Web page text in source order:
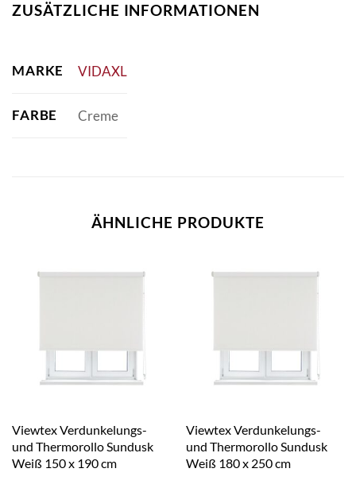
ZUSÄTZLICHE INFORMATIONEN
MARKE VIDAXL
FARBE Creme
ÄHNLICHE PRODUKTE
Viewtex Verdunkelungs-
und Thermorollo Sundusk
Weiß 150 x 190 cm
Viewtex Verdunkelungs-
und Thermorollo Sundusk
Weiß 180 x 250 cm